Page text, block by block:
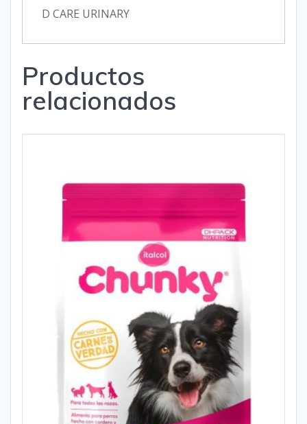
D CARE URINARY
Productos
relacionados